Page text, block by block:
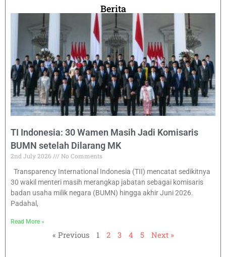
Berita
TI Indonesia: 30 Wamen Masih Jadi Komisaris
BUMN setelah Dilarang MK
2nd July 2026
No Comments
Transparency International Indonesia (TII) mencatat sedikitnya
30 wakil menteri masih merangkap jabatan sebagai komisaris
badan usaha milik negara (BUMN) hingga akhir Juni 2026.
Padahal,
Read More »
« Previous 1 2 3 4 5 Next »